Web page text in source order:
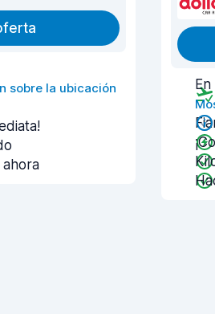
sobre la ubicación